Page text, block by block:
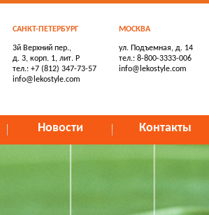
САНКТ-ПЕТЕРБУРГ
3й Верхний пер.,
д. 3, корп. 1, лит. Р
тел.: +7 (812) 347-73-57
info@lekostyle.com
МОСКВА
ул. Подъемная, д. 14
тел.: 8-800-3333-006
info@lekostyle.com
Новости Контакты